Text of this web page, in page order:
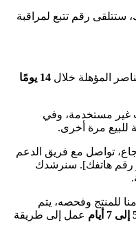
رقم تتبع لمراقبة
المؤهلة خلال
غير مستخدمة، وفي
للبيع مرة أخرى.
تواصل مع فريق الدعم
رقم هاتفك]. سنرشدك
للمنتج وفحصه، يتم
عمل إلى طريقة